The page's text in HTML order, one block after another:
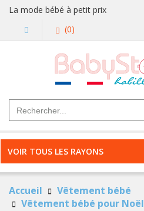
La mode bébé à petit prix
(0)
VOIR TOUS LES RAYONS
Accueil
Vêtement bébé
Vêtement bébé pour Noël